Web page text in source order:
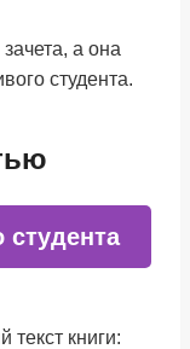
а она
студента.
студента
текст книги: